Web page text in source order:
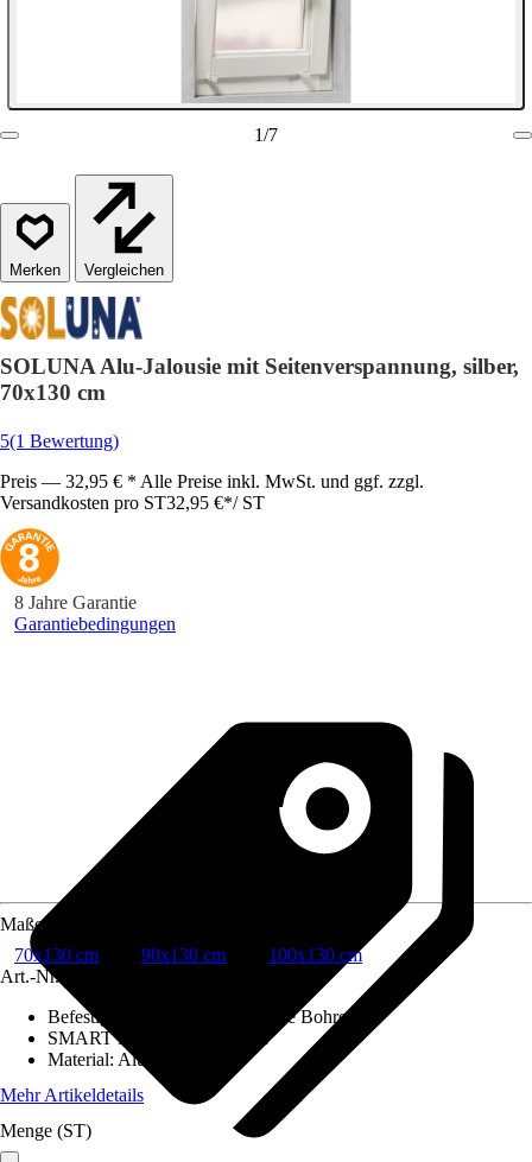
1/7
Vergleichen
SOLUNA Alu-Jalousie mit Seitenverspannung, silber,
70x130 cm
5(1 Bewertung)
Preis — 32,95 € * Alle Preise inkl. MwSt. und ggf. zzgl.
Versandkosten pro ST32,95 €*/ ST
8 Jahre Garantie
Garantiebedingungen
Maße (BxH)
70x130 cm
90x130 cm
100x130 cm
Art.-Nr.
Befestigung
Klemmträger, Ohne Bohren
SMART HOME Fähig
Nein
Material: Aluminium
Mehr Artikeldetails
Menge (ST)